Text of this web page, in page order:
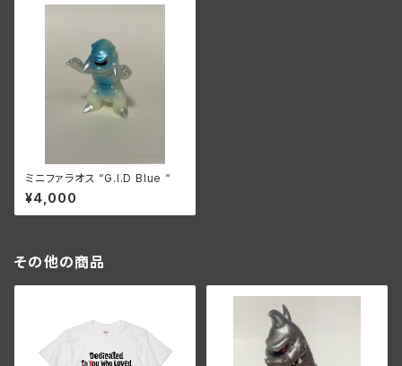
ミニファラオス “G.I.D Blue “
¥4,000
その他の商品